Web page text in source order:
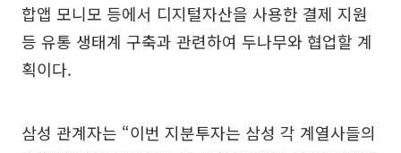
합앱 모니모 등에서 디지털자산을 사용한 결제 지원
등 유통 생태계 구축과 관련하여 두나무와 협업할 계
획이다.
삼성 관계자는 “이번 지분투자는 삼성 각 계열사들의